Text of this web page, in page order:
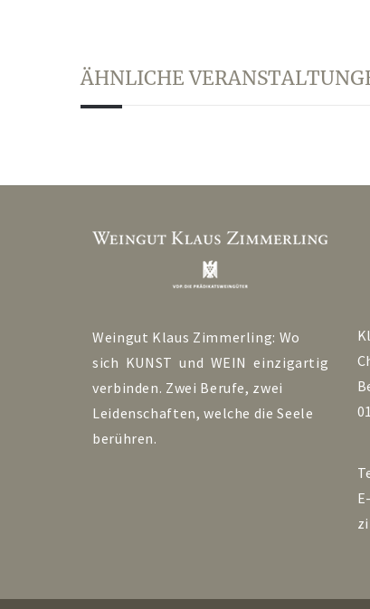
ÄHNLICHE
Weingut Klaus Zimmerling: Wo
sich KUNST und WEIN einzigartig
verbinden. Zwei Berufe, zwei
Leidenschaften, welche die Seele
berühren.